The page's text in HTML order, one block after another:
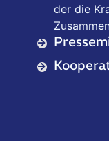
der die